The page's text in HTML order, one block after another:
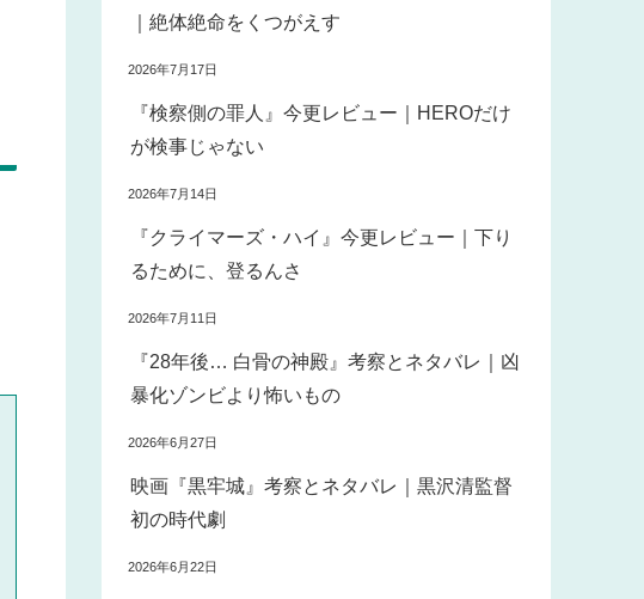
｜絶体絶命をくつがえす
2026年7月17日
『検察側の罪人』今更レビュー｜HEROだけ
が検事じゃない
2026年7月14日
『クライマーズ・ハイ』今更レビュー｜下り
るために、登るんさ
2026年7月11日
『28年後… 白骨の神殿』考察とネタバレ｜凶
暴化ゾンビより怖いもの
2026年6月27日
映画『黒牢城』考察とネタバレ｜黒沢清監督
初の時代劇
2026年6月22日